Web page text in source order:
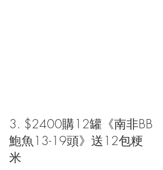
3. $2400購12罐《南非BB
鮑魚13-19頭》送12包粳
米